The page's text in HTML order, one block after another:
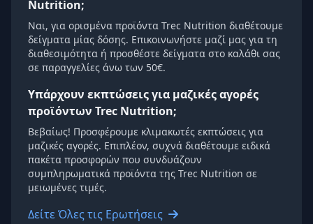
Nutrition;
Ναι, για ορισμένα προϊόντα Trec Nutrition διαθέτουμε
δείγματα μίας δόσης. Επικοινωνήστε μαζί μας για τη
διαθεσιμότητα ή προσθέστε δείγματα στο καλάθι σας
σε παραγγελίες άνω των 50€.
Υπάρχουν εκπτώσεις για μαζικές αγορές
προϊόντων Trec Nutrition;
Βεβαίως! Προσφέρουμε κλιμακωτές εκπτώσεις για
μαζικές αγορές. Επιπλέον, συχνά διαθέτουμε ειδικά
πακέτα προσφορών που συνδυάζουν
συμπληρωματικά προϊόντα της Trec Nutrition σε
μειωμένες τιμές.
Δείτε Όλες τις Ερωτήσεις